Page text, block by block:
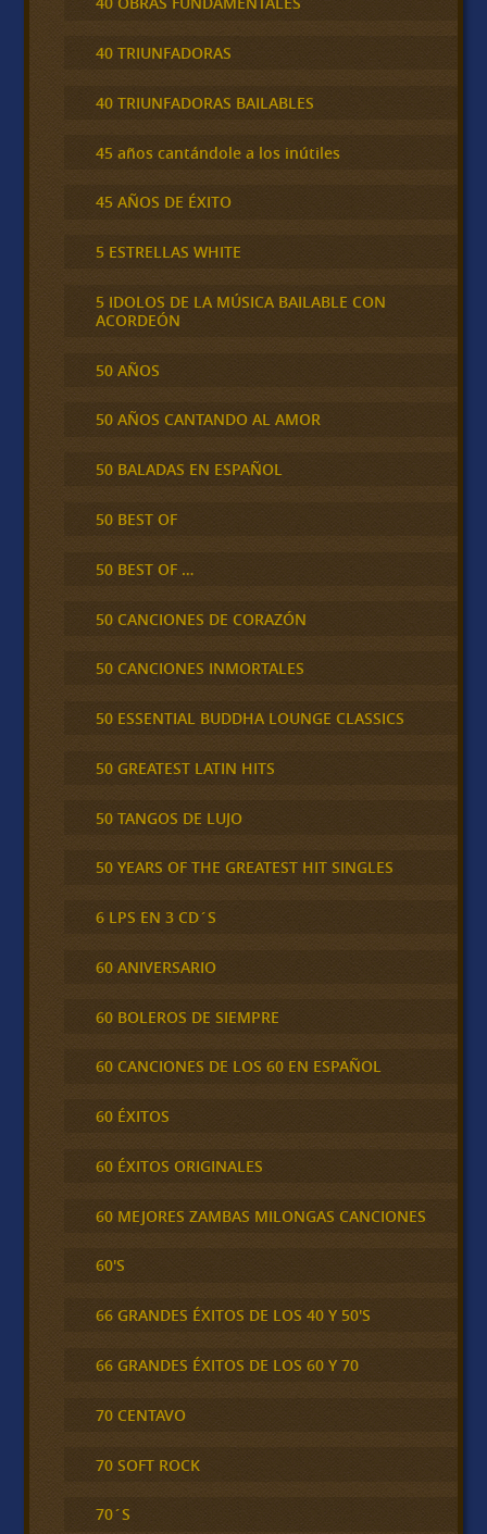
40 TRIUNFADORAS
40 TRIUNFADORAS BAILABLES
45 años cantándole a los inútiles
45 AÑOS DE ÉXITO
5 ESTRELLAS WHITE
5 IDOLOS DE LA MÚSICA BAILABLE CON
ACORDEÓN
50 AÑOS
50 AÑOS CANTANDO AL AMOR
50 BALADAS EN ESPAÑOL
50 BEST OF
50 BEST OF …
50 CANCIONES DE CORAZÓN
50 CANCIONES INMORTALES
50 ESSENTIAL BUDDHA LOUNGE CLASSICS
50 GREATEST LATIN HITS
50 TANGOS DE LUJO
50 YEARS OF THE GREATEST HIT SINGLES
6 LPS EN 3 CD´S
60 ANIVERSARIO
60 BOLEROS DE SIEMPRE
60 CANCIONES DE LOS 60 EN ESPAÑOL
60 ÉXITOS
60 ÉXITOS ORIGINALES
60 MEJORES ZAMBAS MILONGAS CANCIONES
60'S
66 GRANDES ÉXITOS DE LOS 40 Y 50'S
66 GRANDES ÉXITOS DE LOS 60 Y 70
70 CENTAVO
70 SOFT ROCK
70´S